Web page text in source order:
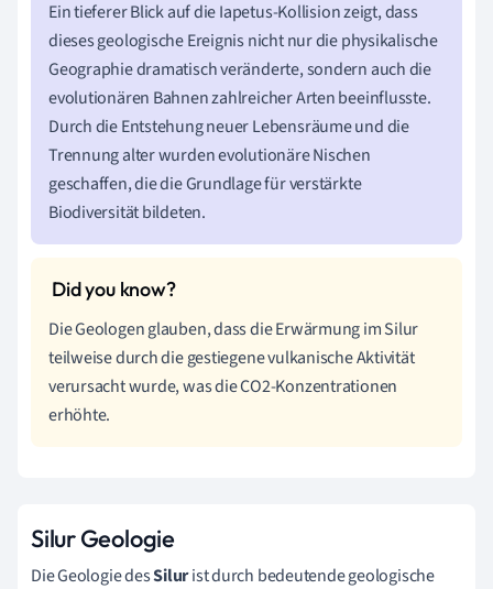
Ein tieferer Blick auf die Iapetus-Kollision zeigt, dass
dieses geologische Ereignis nicht nur die physikalische
Geographie dramatisch veränderte, sondern auch die
evolutionären Bahnen zahlreicher Arten beeinflusste.
Durch die Entstehung neuer Lebensräume und die
Trennung alter wurden evolutionäre Nischen
geschaffen, die die Grundlage für verstärkte
Biodiversität bildeten.
Die Geologen glauben, dass die Erwärmung im Silur
teilweise durch die gestiegene vulkanische Aktivität
verursacht wurde, was die CO2-Konzentrationen
erhöhte.
Silur Geologie
Die Geologie desSilurist durch bedeutende geologische